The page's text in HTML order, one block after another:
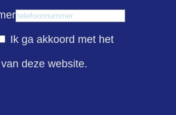
Ik ga akkoord met het
van deze website.